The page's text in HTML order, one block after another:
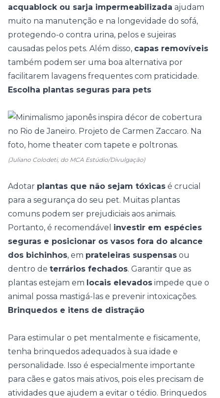
acquablock ou sarja impermeabilizada ajudam
muito na manutenção e na longevidade do sofá,
protegendo-o contra urina, pelos e sujeiras
causadas pelos pets. Além disso, capas removíveis
também podem ser uma boa alternativa por
facilitarem lavagens frequentes com praticidade.
Escolha plantas seguras para pets
(Juliano Colodeti, do MCA Estúdio/Divulgação)
Adotar plantas que não sejam tóxicas é crucial
para a segurança do seu pet. Muitas plantas
comuns podem ser prejudiciais aos animais.
Portanto, é recomendável investir em espécies
seguras e posicionar os vasos fora do alcance
dos bichinhos, em prateleiras suspensas ou
dentro de terrários fechados. Garantir que as
plantas estejam em locais elevados impede que o
animal possa mastigá-las e prevenir intoxicações.
Brinquedos e itens de distração
Para estimular o pet mentalmente e fisicamente,
tenha brinquedos adequados à sua idade e
personalidade. Isso é especialmente importante
para cães e gatos mais ativos, pois eles precisam de
atividades que ajudem a evitar o tédio. Brinquedos